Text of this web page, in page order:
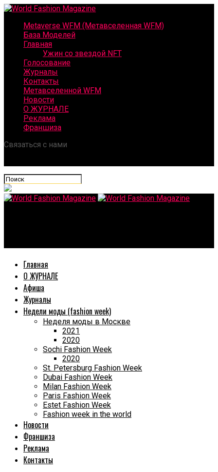
Metaverse WFM (Метавселенная WFM)
База Моделей
Главная
Ужин со звездой NFT
Голосование
Журналы
Контакты
Метавселенной WFM
Новости
О ЖУРНАЛЕ
Реклама
Франшиза
Связаться с нами
Главная
О ЖУРНАЛЕ
Афиша
Журналы
Недели моды (fashion week)
Неделя моды в Москве
2021
2020
Sochi Fashion Week
2020
St. Petersburg Fashion Week
Dubai Fashion Week
Milan Fashion Week
Paris Fashion Week
Estet Fashion Week
Fashion week in the world
Новости
Франшиза
Реклама
Контакты